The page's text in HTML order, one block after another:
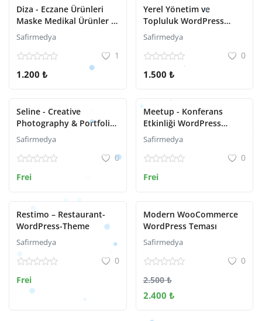
Diza - Eczane Ürünleri
Maske Medikal Ürünler E-
Ticaret WooCommerce
Safirmedya
1
1.200 ₺
Yerel Yönetim ve
Topluluk WordPress
Teması
Safirmedya
0
1.500 ₺
Seline - Creative
Photography & Portfolio
WordPress Theme
Safirmedya
0
Frei
Meetup - Konferans
Etkinliği WordPress
Teması
Safirmedya
0
Frei
Restimo – Restaurant-
WordPress-Theme
Safirmedya
0
Frei
Modern WooCommerce
WordPress Teması
Safirmedya
0
2.500 ₺
2.400 ₺